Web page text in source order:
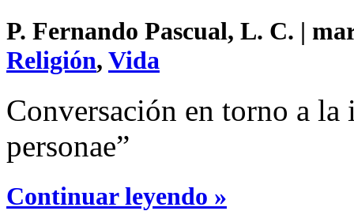
P. Fernando Pascual, L. C. |
Religión, Vida
Conversación en torno a
personae”
Continuar leyendo »